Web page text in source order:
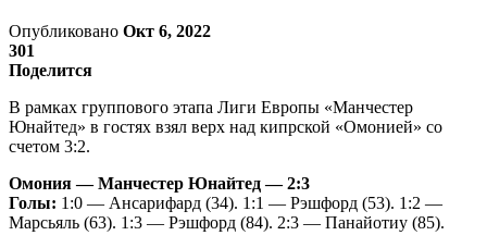
Опубликовано Окт 6, 2022
301
Поделится
В рамках группового этапа Лиги Европы «Манчестер
Юнайтед» в гостях взял верх над кипрской «Омонией» со
счетом 3:2.
Омония — Манчестер Юнайтед — 2:3
Голы: 1:0 — Ансарифард (34). 1:1 — Рэшфорд (53). 1:2 —
Марсьяль (63). 1:3 — Рэшфорд (84). 2:3 — Панайотиу (85).